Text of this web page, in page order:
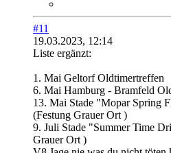
#11
19.03.2023, 12:14
Liste ergänzt:
1. Mai Geltorf Oldtimertreffen
6. Mai Hamburg - Bramfeld
13. Mai Stade "Mopar Spring
(Festung Grauer Ort )
9. Juli Stade "Summer Time
Grauer Ort )​